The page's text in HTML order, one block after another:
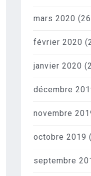
mars 2020
février 2020
janvier 2020
décembre
novembre
octobre 2019
septembre